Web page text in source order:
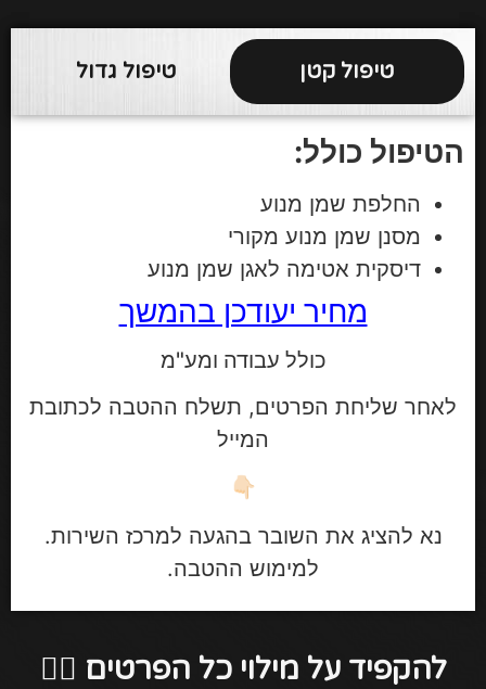
טיפול קטן טיפול גדול
הטיפול כולל:
החלפת שמן מנוע
מסנן שמן מנוע מקורי
דיסקית אטימה לאגן שמן מנוע
מחיר יעודכן בהמשך
כולל עבודה ומע"מ
לאחר שליחת הפרטים, תשלח ההטבה לכתובת
המייל
👇🏻
נא להציג את השובר בהגעה למרכז השירות.
למימוש ההטבה.
להקפיד על מילוי כל הפרטים 👇🏻